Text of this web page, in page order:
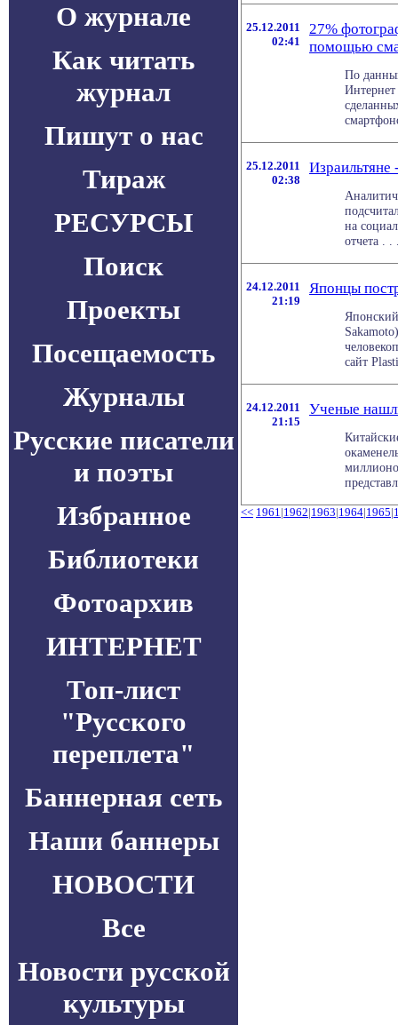
О журнале
Как читать
журнал
Пишут о нас
Тираж
РЕСУРСЫ
Поиск
Проекты
Посещаемость
Журналы
Русские писатели
и поэты
Избранное
Библиотеки
Фотоархив
ИНТЕРНЕТ
Топ-лист
"Русского
переплета"
Баннерная сеть
Наши баннеры
НОВОСТИ
Все
Новости русской
культуры
25.12.2011
02:41
27%
помощью
По
Интернет
25.12.2011
02:38
Израильтяне
на
отчета . .
24.12.2011
21:19
Японцы
сайт
24.12.2011
21:15
Ученые
<< 1961|1962|1963|1964|1965|